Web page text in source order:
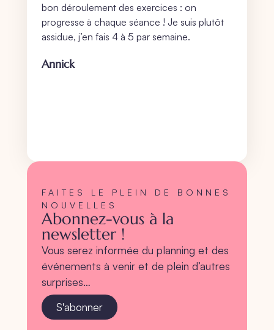
bon déroulement des exercices : on
progresse à chaque séance ! Je suis plutôt
assidue, j’en fais 4 à 5 par semaine.
Annick
FAITES LE PLEIN DE BONNES
NOUVELLES
Abonnez-vous à la
newsletter !
Vous serez informée du planning et des
événements à venir et de plein d’autres
surprises…
S'abonner